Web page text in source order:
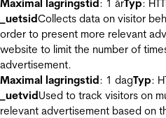
Maximal lagringstid: 1 årTyp:
_uetsidCollects data on visitor
order to present more relevant
website to limit the number of
advertisement.
Maximal lagringstid: 1 dagTyp:
_uetvidUsed to track visitors on
relevant advertisement based on